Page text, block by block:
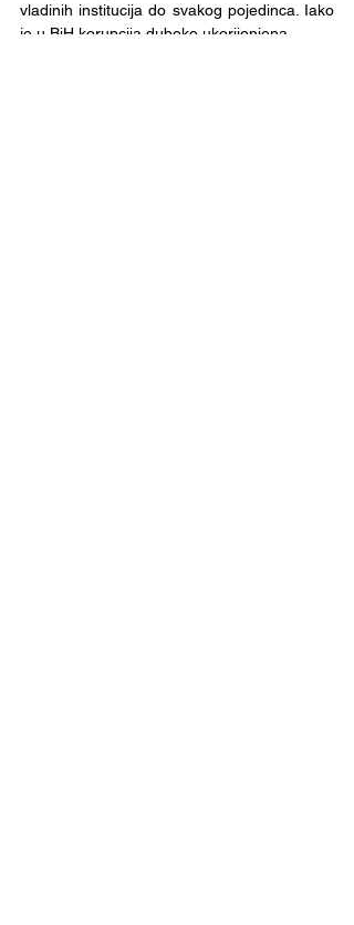
vladinih institucija do svakog pojedinca. Iako
je u BiH korupcija duboko ukorijenjena,